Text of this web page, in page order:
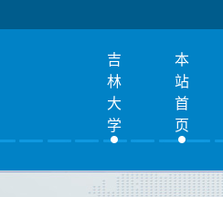
吉
林
大
学
本
站
首
页